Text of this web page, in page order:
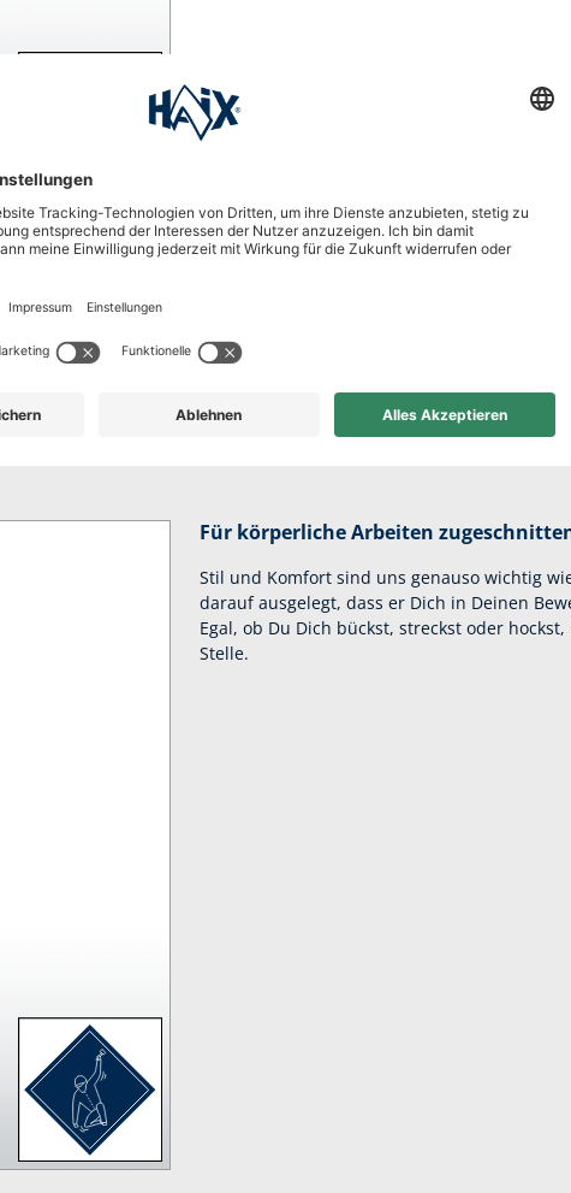
und
ist körperfreundlich geschnitten, damit Du Dich bei der Arbeit frei
Für körperliche Arbeiten
Stil und Komfort sind uns genauso wichtig
darauf ausgelegt, dass er Dich in Deinen
Egal, ob Du Dich bückst, streckst oder
Stelle.